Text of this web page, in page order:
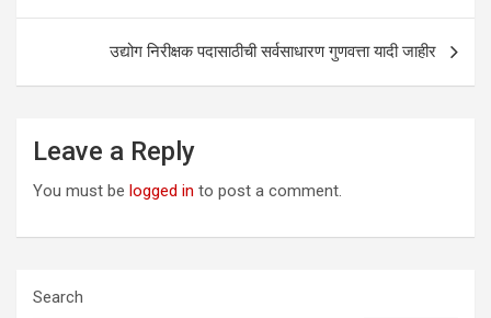
उद्योग निरीक्षक पदासाठीची सर्वसाधारण गुणवत्ता यादी जाहीर
Leave a Reply
You must be logged in to post a comment.
Search